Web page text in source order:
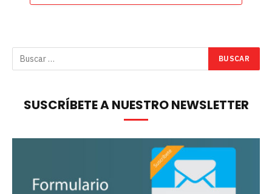
SUSCRÍBETE A NUESTRO NEWSLETTER